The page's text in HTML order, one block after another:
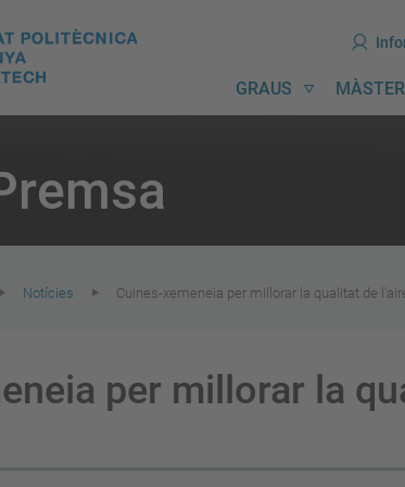
Ves
al
contingut
Ves
al
menú
Navegació
GRAUS
Notícies Cuines-xemeneia per millorar la qualitat de
per millorar la